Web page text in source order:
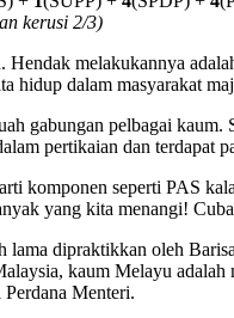
kerusi 2/3)
Hendak melakukannya
hidup dalam masyarakat
gabungan pelbagai
pertikaian dan terdapat
komponen seperti PAS
yang kita menangi!
lama dipraktikkan oleh
kaum Melayu
Menteri.